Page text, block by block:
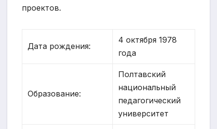
проектов.
Дата рождения:
4 октября 1978
года
Образование:
Полтавский
национальный
педагогический
университет